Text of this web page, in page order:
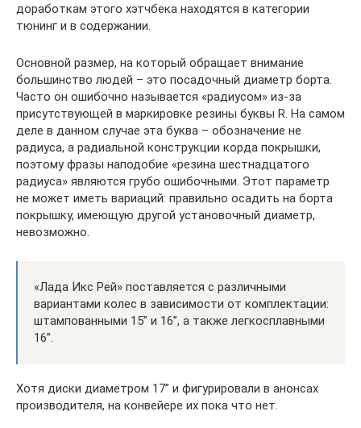
доработкам этого хэтчбека находятся в категории
тюнинг и в содержании.
Основной размер, на который обращает внимание
большинство людей – это посадочный диаметр борта.
Часто он ошибочно называется «радиусом» из-за
присутствующей в маркировке резины буквы R. На самом
деле в данном случае эта буква – обозначение не
радиуса, а радиальной конструкции корда покрышки,
поэтому фразы наподобие «резина шестнадцатого
радиуса» являются грубо ошибочными. Этот параметр
не может иметь вариаций: правильно осадить на борта
покрышку, имеющую другой установочный диаметр,
невозможно.
«Лада Икс Рей» поставляется с различными
вариантами колес в зависимости от комплектации:
штампованными 15” и 16”, а также легкосплавными
16”.
Хотя диски диаметром 17” и фигурировали в анонсах
производителя, на конвейере их пока что нет.